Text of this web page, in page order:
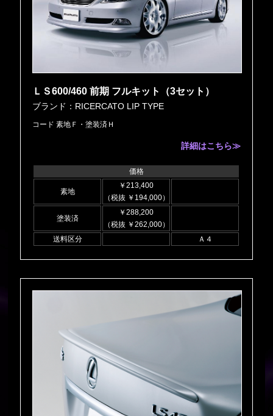
ＬＳ600/460 前期 フルキット（3セット）
ブランド：RICERCATO LIP TYPE
コード 素地Ｆ・塗装済Ｈ
詳細はこちら≫
価格
素地
￥213,400
（税抜 ￥194,000）
塗装済
￥288,200
（税抜 ￥262,000）
送料区分
Ａ４